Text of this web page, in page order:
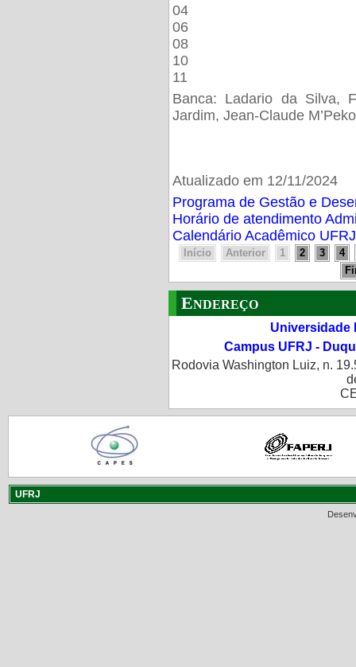
04
06
08
10
11
Banca: Ladario da Silva,
Jardim, Jean-Claude M’Peko
Atualizado em 12/11/2024
Programa de Gestão e
Horário de atendimento
Calendário Acadêmico
Início Anterior 1 2 3
4
Endereço
Universidade
Campus UFRJ -
Rodovia Washington Luiz, n.
UFRJ